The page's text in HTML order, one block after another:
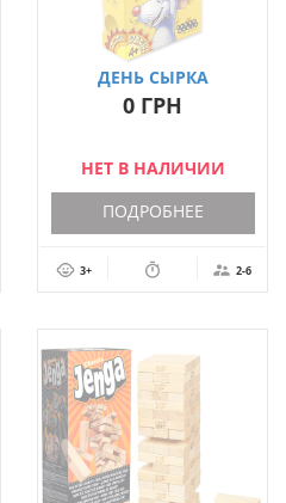
ДЕНЬ СЫРКА
0 ГРН
НЕТ В НАЛИЧИИ
ПОДРОБНЕЕ
3+ 2-6